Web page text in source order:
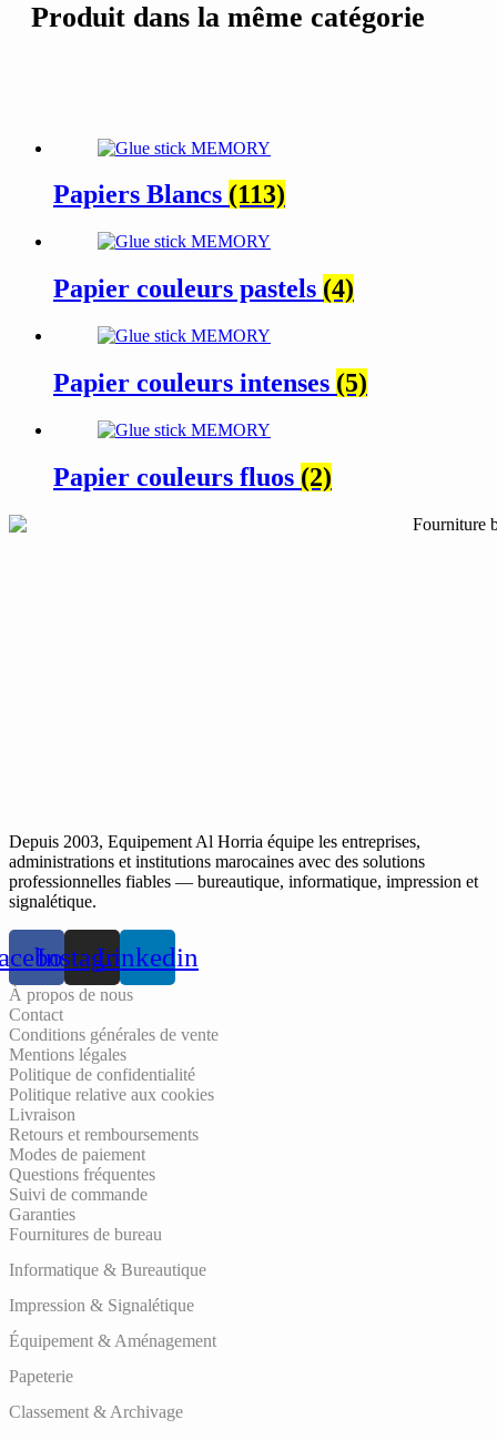
Produit dans la même catégorie
Papiers Blancs (113)
Papier couleurs pastels (4)
Papier couleurs intenses (5)
Papier couleurs fluos (2)
Depuis 2003, Equipement Al Horria équipe les entreprises,
administrations et institutions marocaines avec des solutions
professionnelles fiables — bureautique, informatique, impression et
signalétique.
InstagramLinkedin
À propos de nous
Contact
Conditions générales de vente
Mentions légales
Politique de confidentialité
Politique relative aux cookies
Livraison
Retours et remboursements
Modes de paiement
Questions fréquentes
Suivi de commande
Garanties
Fournitures de bureau
Informatique & Bureautique
Impression & Signalétique
Équipement & Aménagement
Papeterie
Classement & Archivage